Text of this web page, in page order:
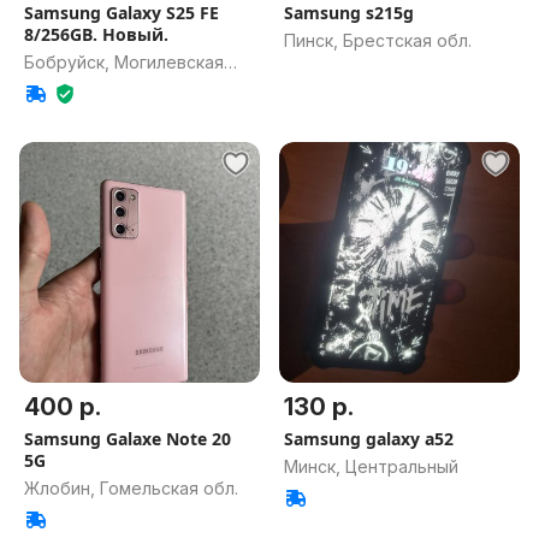
Samsung Galaxy S25 FE
8/256GB. Новый.
Бобруйск, Могилевская
обл.
Samsung s215g
Пинск, Брестская обл.
400 р.
Samsung Galaxe Note 20
5G
Жлобин, Гомельская обл.
130 р.
Samsung galaxy a52
Минск, Центральный